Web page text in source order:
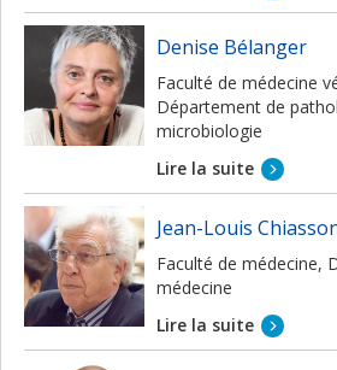
Denise Bélanger
Faculté de médecine
Département de
microbiologie
Lire la suite
Jean-Louis
Faculté de médecine,
médecine
Lire la suite